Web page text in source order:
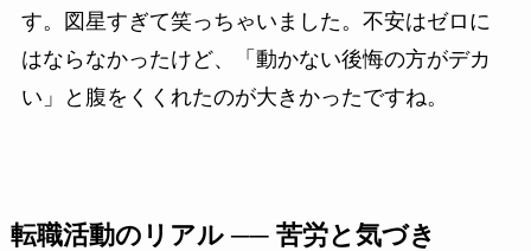
す。図星すぎて笑っちゃいました。不安はゼロに
はならなかったけど、「動かない後悔の方がデカ
い」と腹をくくれたのが大きかったですね。
転職活動のリアル ── 苦労と気づき